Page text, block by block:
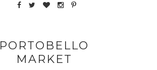
PORTOBELLO
MARKET